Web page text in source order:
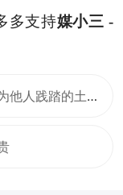
多支持媒小三 -
人践踏的土壤